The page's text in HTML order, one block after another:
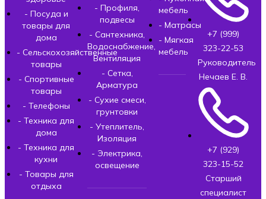
- Посуда и
товары для
дома
- Сельскохозяйственные
товары
- Спортивные
товары
- Телефоны
- Техника для
дома
- Техника для
кухни
- Товары для
отдыха
- Профиля,
подвесы
- Сантехника,
Водоснабжение,
Вентиляция
- Сетка,
Арматура
- Сухие смеси,
грунтовки
- Утеплитель,
Изоляция
- Электрика,
освещение
мебель
- Матрасы
- Мягкая
мебель
+7 (999)
323-22-53
Руководитель
Нечаев Е. В.
+7 (929)
323-15-52
Старший
специалист